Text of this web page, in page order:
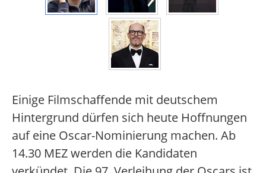
Einige Filmschaffende mit deutschem
Hintergrund dürfen sich heute Hoffnungen
auf eine Oscar-Nominierung machen. Ab
14.30 MEZ werden die Kandidaten